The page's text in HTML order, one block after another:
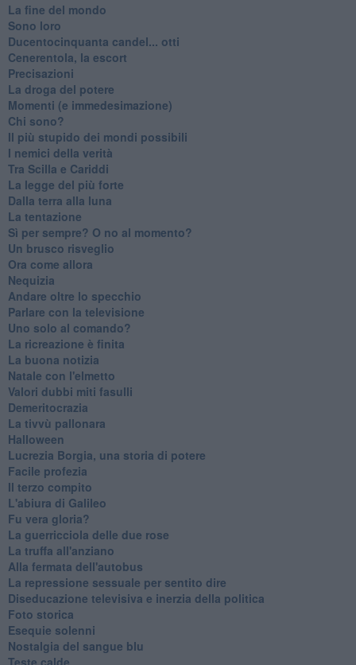
La fine del mondo
Sono loro
Ducentocinquanta candel... otti
Cenerentola, la escort
Precisazioni
La droga del potere
Momenti (e immedesimazione)
Chi sono?
Il più stupido dei mondi possibili
I nemici della verità
Tra Scilla e Cariddi
La legge del più forte
Dalla terra alla luna
La tentazione
​Sì per sempre? O no al momento?
Un brusco risveglio
Ora come allora
Nequizia
Andare oltre lo specchio
Parlare con la televisione
Uno solo al comando?
La ricreazione è finita
La buona notizia
Natale con l'elmetto
Valori dubbi miti fasulli
Demeritocrazia
La tivvù pallonara
Halloween
​Lucrezia Borgia, una storia di potere
Facile profezia
Il terzo compito
L'abiura di Galileo
Fu vera gloria?
La guerricciola delle due rose
La truffa all'anziano
Alla fermata dell'autobus
La repressione sessuale per sentito dire
Diseducazione televisiva e inerzia della politica
Foto storica
Esequie solenni
Nostalgia del sangue blu
Teste calde